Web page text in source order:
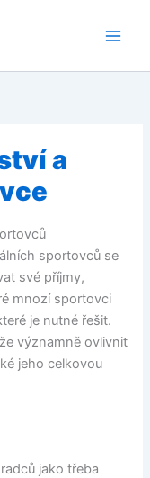
a
sportovců se
své příjmy,
mnozí sportovci
je nutné řešit.
významně ovlivnit
jeho celkovou
jako třeba